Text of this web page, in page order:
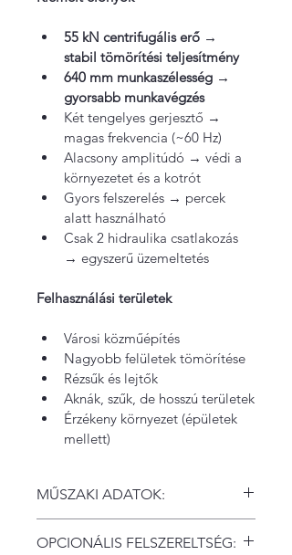
55 kN centrifugális erő →
stabil tömörítési teljesítmény
640 mm munkaszélesség →
gyorsabb munkavégzés
Két tengelyes gerjesztő →
magas frekvencia (~60 Hz)
Alacsony amplitúdó → védi a
környezetet és a kotrót
Gyors felszerelés → percek
alatt használható
Csak 2 hidraulika csatlakozás
→ egyszerű üzemeltetés
Felhasználási területek
Városi közműépítés
Nagyobb felületek tömörítése
Rézsűk és lejtők
Aknák, szűk, de hosszú területek
Érzékeny környezet (épületek
mellett)
MŰSZAKI ADATOK:
Üzemi tömeg: 400 kg
OPCIONÁLIS FELSZERELTSÉG: